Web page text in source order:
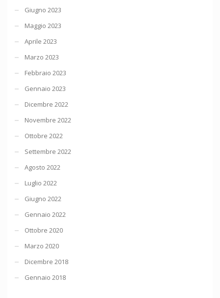
Giugno 2023
Maggio 2023
Aprile 2023
Marzo 2023
Febbraio 2023
Gennaio 2023
Dicembre 2022
Novembre 2022
Ottobre 2022
Settembre 2022
Agosto 2022
Luglio 2022
Giugno 2022
Gennaio 2022
Ottobre 2020
Marzo 2020
Dicembre 2018
Gennaio 2018